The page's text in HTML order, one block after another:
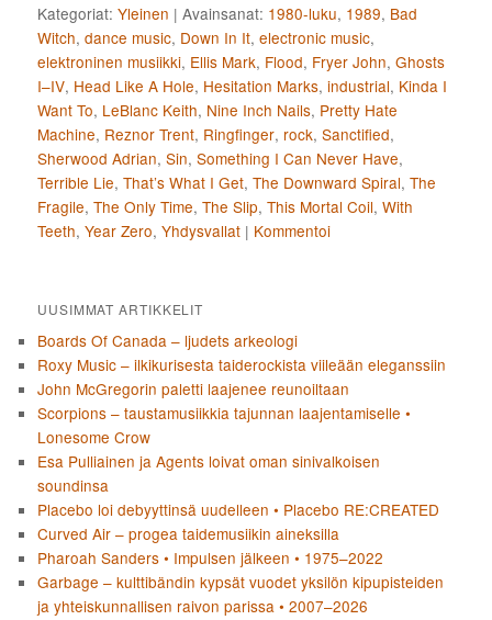
Kategoriat: Yleinen |Avainsanat: 1980-luku, 1989, Bad
Witch,dance music, Down In It,electronic music,
elektroninen musiikki, Ellis Mark, Flood, Fryer John,Ghosts
I–IV, Head Like A Hole, Hesitation Marks,industrial, Kinda I
Want To, LeBlanc Keith, Nine Inch Nails, Pretty Hate
Machine, Reznor Trent, Ringfinger, rock,Sanctified,
Sherwood Adrian,Sin,Something I Can Never Have,
Terrible Lie,That’s What I Get,The Downward Spiral,The
Fragile,The Only Time,The Slip,This Mortal Coil,With
Teeth,Year Zero,Yhdysvallat | Kommentoi
UUSIMMAT ARTIKKELIT
Boards Of Canada – ljudets arkeologi
Roxy Music – ilkikurisesta taiderockista viileään eleganssiin
John McGregorin paletti laajenee reunoiltaan
Scorpions – taustamusiikkia tajunnan laajentamiselle •
Lonesome Crow
Esa Pulliainen ja Agents loivat oman sinivalkoisen
soundinsa
Placebo loi debyyttinsä uudelleen • Placebo RE:CREATED
Curved Air – progea taidemusiikin aineksilla
Pharoah Sanders • Impulsen jälkeen • 1975–2022
Garbage – kulttibändin kypsät vuodet yksilön kipupisteiden
ja yhteiskunnallisen raivon parissa • 2007–2026